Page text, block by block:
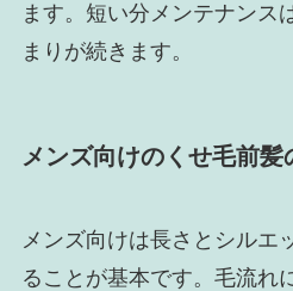
ます。短い分メンテナンス
まりが続きます。
メンズ向けのくせ毛前髪
メンズ向けは長さとシルエ
ることが基本です。毛流れ